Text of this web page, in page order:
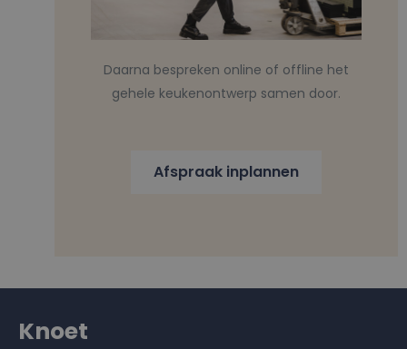
Daarna bespreken online of offline het
gehele keukenontwerp samen door.
Afspraak inplannen
Knoet